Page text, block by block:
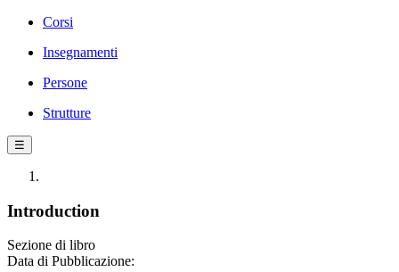
Corsi
Insegnamenti
Persone
Strutture
☰
Introduction
Sezione di libro
Data di Pubblicazione: